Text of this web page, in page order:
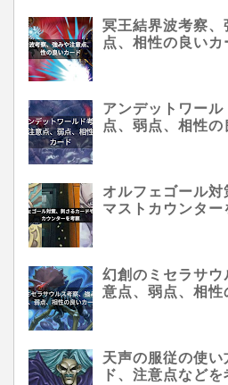
冥王結界波考察
点、相性の良いカ
アンデットワー
点、弱点、相性の
オルフェゴール
マストカウンター
幻創のミセラサ
意点、弱点、相性
天声の服従の使
ド、注意点などを